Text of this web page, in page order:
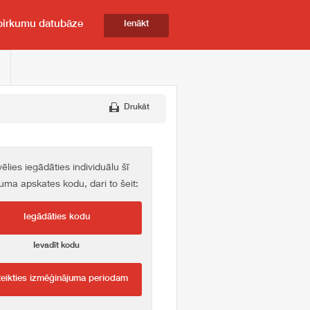
datubāze Ienākt
Drukāt
iegādāties individuālu šī
apskates kodu, dari to šeit:
Iegādāties kodu
Ievadīt kodu
izmēģinājuma periodam